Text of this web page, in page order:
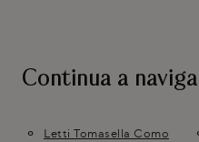
Continua a
Letti Tomasella Como